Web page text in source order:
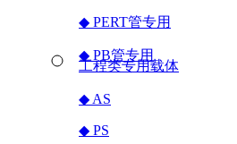
◆ PERT管专用
◆ PB管专用
工程类专用载体
◆ AS
◆ PS